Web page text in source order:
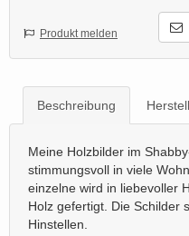
Produkt melden
Beschreibung
Meine Holzbilder im
stimmungsvoll in viele
einzelne wird in liebevoller
Holz gefertigt. Die Schilder
Hinstellen.